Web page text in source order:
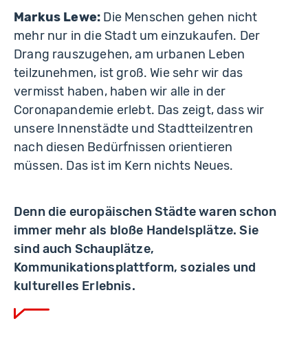
Markus Lewe: Die Menschen gehen nicht
mehr nur in die Stadt um einzukaufen. Der
Drang rauszugehen, am urbanen Leben
teilzunehmen, ist groß. Wie sehr wir das
vermisst haben, haben wir alle in der
Coronapandemie erlebt. Das zeigt, dass wir
unsere Innenstädte und Stadtteilzentren
nach diesen Bedürfnissen orientieren
müssen. Das ist im Kern nichts Neues.
Denn die europäischen Städte waren schon
immer mehr als bloße Handelsplätze. Sie
sind auch Schauplätze,
Kommunikationsplattform, soziales und
kulturelles Erlebnis.